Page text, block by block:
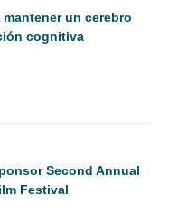
un cerebro
cognitiva
Second Annual
Festival